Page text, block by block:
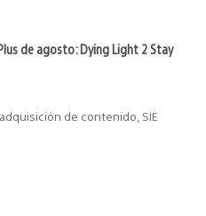
de agosto: Dying Light 2 Stay
de contenido, SIE